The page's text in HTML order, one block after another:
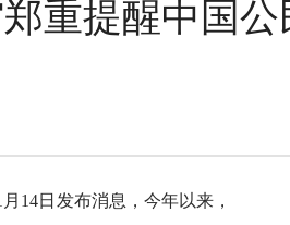
重提醒中国公
14日发布消息，今年以来，